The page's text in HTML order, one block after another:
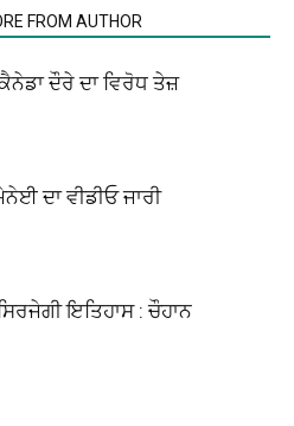
FROM AUTHOR
ਦੌਰੇ ਦਾ ਵਿਰੋਧ ਤੇਜ਼
ਦਾ ਵੀਡੀਓ ਜਾਰੀ
ਇਤਿਹਾਸ : ਚੌਹਾਨ